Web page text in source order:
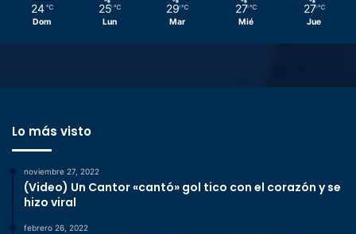
24 ℃
Dom
25 ℃
Lun
29 ℃
Mar
27 ℃
Mié
27 ℃
Jue
Lo más visto
noviembre 27, 2022
(Video) Un Cantor «cantó» gol tico con el corazón y se
hizo viral
febrero 26, 2022